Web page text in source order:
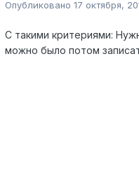
Опубликовано 17 октября,
С такими критериями:
можно было потом